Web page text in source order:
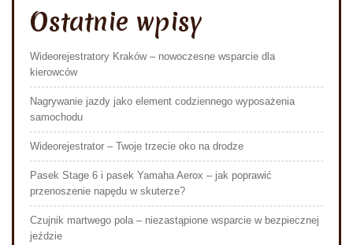
Ostatnie wpisy
Wideorejestratory Kraków – nowoczesne wsparcie dla
kierowców
Nagrywanie jazdy jako element codziennego wyposażenia
samochodu
Wideorejestrator – Twoje trzecie oko na drodze
Pasek Stage 6 i pasek Yamaha Aerox – jak poprawić
przenoszenie napędu w skuterze?
Czujnik martwego pola – niezastąpione wsparcie w bezpiecznej
jeździe